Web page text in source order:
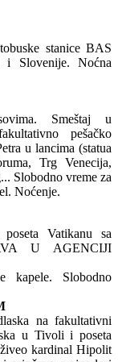
stanice BAS
i Slovenije. Noćna
Smeštaj u
pešačko
u lancima (statua
Trg Venecija,
Slobodno vreme za
Noćenje.
Vatikanu sa
U AGENCIJI
kapele. Slobodno
na fakultativni
u Tivoli i poseta
kardinal Hipolit